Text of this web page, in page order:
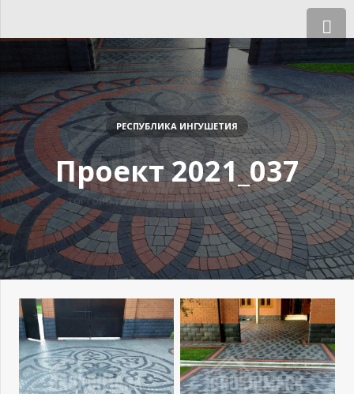
Проект 2021_037
РЕСПУБЛИКА ИНГУШЕТИЯ